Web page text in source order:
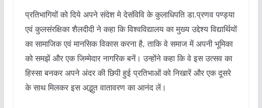
प्रतिभागियों को दिये अपने संदेश मे देसंविवि के कुलाधिपति डा.प्रणव पण्ड्या
एवं कुलसंरक्षिका शैलदीदी ने कहा कि विश्वविद्यालय का मुख्य उद्देश्य विद्यार्थियों
का सामाजिक एवं मानसिक विकास करना है, ताकि वे समाज में अपनी भूमिका
को समझें और एक जिम्मेदार नागरिक बनें। उन्होंने कहा कि वे इस उत्सव का
हिस्सा बनकर अपने अंदर की छिपी हुई प्रतिभाओं को निखारें और एक दूसरे
के साथ मिलकर इस अद्भुत वातावरण का आनंद लें।